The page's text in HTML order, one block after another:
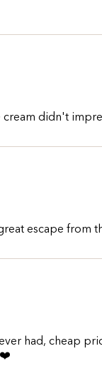
cream didn't
escape from
had, cheap